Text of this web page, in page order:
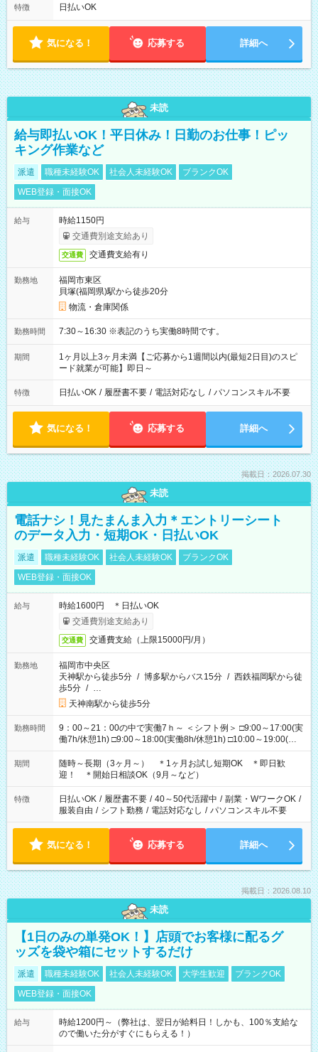
ワンシフト！ ・残業ほぼナシ（0～5h/月）
特徴 日払いOK
気になる！ 応募する 詳細へ
未読
給与即払いOK！平日休み！日勤のお仕事！ピッ
キング作業など
派遣 職種未経験OK 社会人未経験OK
ブランクOK
WEB登録・面接OK
給与
時給1150円
交通費別途支給あり
交通費 交通費支給有り
勤務地
福岡市東区
貝塚(福岡県)駅から徒歩20分
物流・倉庫関係
勤務時間 7:30～16:30 ※表記のうち実働8時間です。
期間
1ヶ月以上3ヶ月未満【ご応募から1週間以内(最短2日目)のスピ
ード就業が可能】即日～
特徴 日払いOK / 履歴書不要 / 電話対応なし / パソコンスキル不要
気になる！ 応募する 詳細へ
掲載日：2026.07.30
未読
電話ナシ！見たまんま入力＊エントリーシート
のデータ入力・短期OK・日払いOK
派遣 職種未経験OK 社会人未経験OK
ブランクOK
WEB登録・面接OK
給与
時給1600円 ＊日払いOK
交通費別途支給あり
交通費 交通費支給（上限15000円/月）
勤務地
福岡市中央区
天神駅から徒歩5分 / 博多駅からバス15分 / 西鉄福岡駅から徒
歩5分 / …
天神南駅から徒歩5分
勤務時間
9：00～21：00の中で実働7ｈ～ ＜シフト例＞ □9:00～17:00(実
働7h/休憩1h) □9:00～18:00(実働8h/休憩1h) □10:00～19:00(実
働8h/休憩1h) □11:00～20:00(実働8h/休憩1h) □12:00～20:00(実
働7h/休憩1h) □12:00～21:00(実働7h/休憩1h) ＊固定OK ＊選べ
る時間帯！
期間
随時～長期（3ヶ月～） ＊1ヶ月お試し短期OK ＊即日歓
迎！ ＊開始日相談OK（9月～など）
特徴 日払いOK / 履歴書不要 / 40～50代活躍中 / 副業・WワークOK /
服装自由 / シフト勤務 / 電話対応なし / パソコンスキル不要
気になる！ 応募する 詳細へ
掲載日：2026.08.10
未読
【1日のみの単発OK！】店頭でお客様に配るグ
ッズを袋や箱にセットするだけ
派遣 職種未経験OK 社会人未経験OK 大学生歓迎
ブランクOK
WEB登録・面接OK
給与
時給1200円～（弊社は、翌日が給料日！しかも、100％支給な
ので働いた分がすぐにもらえる！）